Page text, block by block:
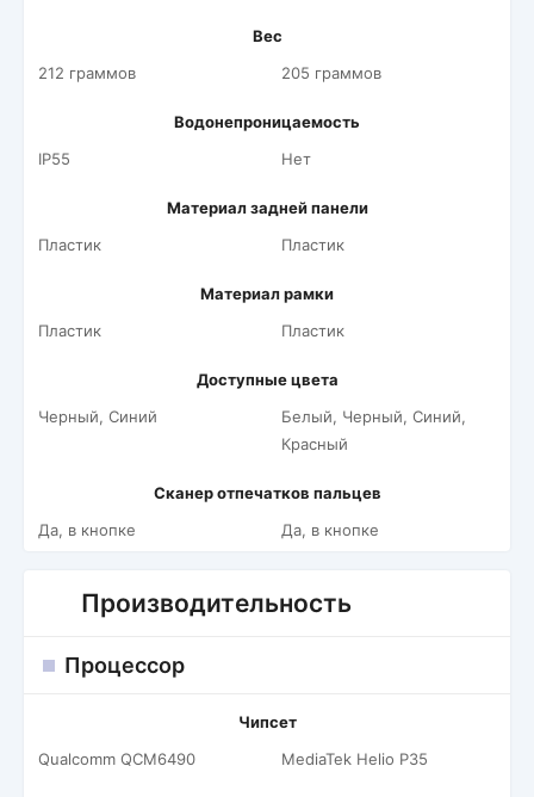
Вес
212 граммов
205 граммов
Водонепроницаемость
IP55
Нет
Материал задней панели
Пластик
Пластик
Материал рамки
Пластик
Пластик
Доступные цвета
Черный, Синий
Белый, Черный, Синий,
Красный
Сканер отпечатков пальцев
Да, в кнопке
Да, в кнопке
Производительность
Процессор
Чипсет
Qualcomm QCM6490
MediaTek Helio P35